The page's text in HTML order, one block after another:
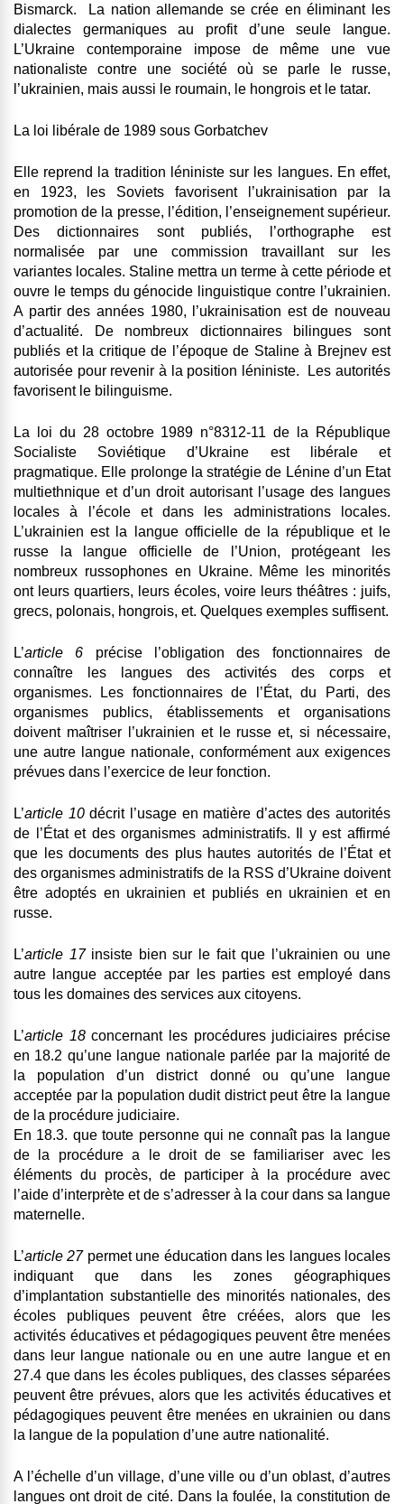
Bismarck. La nation allemande se crée en éliminant les
dialectes germaniques au profit d’une seule langue.
L’Ukraine contemporaine impose de même une vue
nationaliste contre une société où se parle le russe,
l’ukrainien, mais aussi le roumain, le hongrois et le tatar.
La loi libérale de 1989 sous Gorbatchev
Elle reprend la tradition léniniste sur les langues. En effet,
en 1923, les Soviets favorisent l’ukrainisation par la
promotion de la presse, l’édition, l’enseignement supérieur.
Des dictionnaires sont publiés, l’orthographe est
normalisée par une commission travaillant sur les
variantes locales. Staline mettra un terme à cette période et
ouvre le temps du génocide linguistique contre l’ukrainien.
A partir des années 1980, l’ukrainisation est de nouveau
d’actualité. De nombreux dictionnaires bilingues sont
publiés et la critique de l’époque de Staline à Brejnev est
autorisée pour revenir à la position léniniste. Les autorités
favorisent le bilinguisme.
La loi du 28 octobre 1989 n°8312-11 de la République
Socialiste Soviétique d’Ukraine est libérale et
pragmatique. Elle prolonge la stratégie de Lénine d’un Etat
multiethnique et d’un droit autorisant l’usage des langues
locales à l’école et dans les administrations locales.
L’ukrainien est la langue officielle de la république et le
russe la langue officielle de l’Union, protégeant les
nombreux russophones en Ukraine. Même les minorités
ont leurs quartiers, leurs écoles, voire leurs théâtres : juifs,
grecs, polonais, hongrois, et. Quelques exemples suffisent.
L’article 6 précise l’obligation des fonctionnaires de
connaître les langues des activités des corps et
organismes. Les fonctionnaires de l’État, du Parti, des
organismes publics, établissements et organisations
doivent maîtriser l’ukrainien et le russe et, si nécessaire,
une autre langue nationale, conformément aux exigences
prévues dans l’exercice de leur fonction.
L’article 10décrit l’usage en matière d’actes des autorités
de l’État et des organismes administratifs. Il y est affirmé
que les documents des plus hautes autorités de l’État et
des organismes administratifs de la RSS d’Ukraine doivent
être adoptés en ukrainien et publiés en ukrainien et en
russe.
L’article 17 insiste bien sur le fait que l’ukrainien ou une
autre langue acceptée par les parties est employé dans
tous les domaines des services aux citoyens.
L’article 18concernant les procédures judiciaires précise
en 18.2 qu’une langue nationale parlée par la majorité de
la population d’un district donné ou qu’une langue
acceptée par la population dudit district peut être la langue
de la procédure judiciaire.
En 18.3. que toute personne qui ne connaît pas la langue
de la procédure a le droit de se familiariser avec les
éléments du procès, de participer à la procédure avec
l’aide d’interprète et de s’adresser à la cour dans sa langue
maternelle.
L’article 27 permet une éducation dans les langues locales
indiquant que dans les zones géographiques
d’implantation substantielle des minorités nationales, des
écoles publiques peuvent être créées, alors que les
activités éducatives et pédagogiques peuvent être menées
dans leur langue nationale ou en une autre langue et en
27.4 que dans les écoles publiques, des classes séparées
peuvent être prévues, alors que les activités éducatives et
pédagogiques peuvent être menées en ukrainien ou dans
la langue de la population d’une autre nationalité.
A l’échelle d’un village, d’une ville ou d’un oblast, d’autres
langues ont droit de cité. Dans la foulée, la constitution de